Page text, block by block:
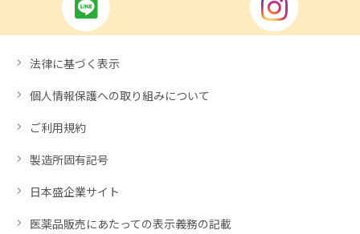
法律に基づく表示
個人情報保護への取り組みについて
ご利用規約
製造所固有記号
日本盛企業サイト
医薬品販売にあたっての表示義務の記載